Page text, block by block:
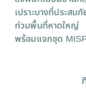
เปราะบางที่ประสบ
ท่วมพื้นที่หาดใหญ่
พร้อมแจกชุด